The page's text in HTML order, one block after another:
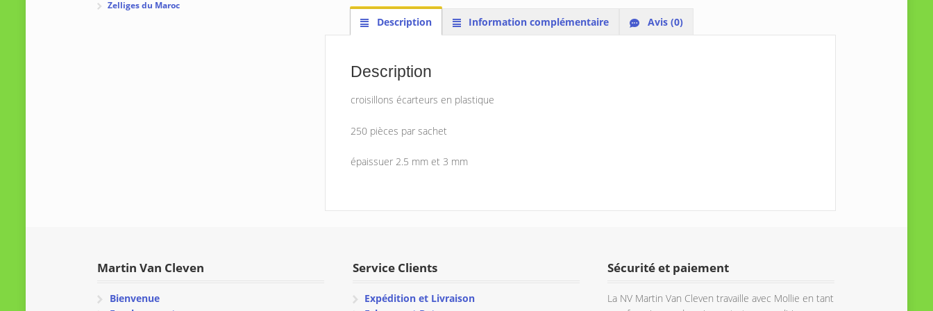
Description Information complémentaire Avis (0)
Description
croisillons écarteurs en plastique
250 pièces par sachet
épaissuer 2.5 mm et 3 mm
Zelliges du Maroc
Martin Van Cleven
Bienvenue
Service Clients
Expédition et Livraison
Sécurité et paiement
La NV Martin Van Cleven travaille avec Mollie en tant